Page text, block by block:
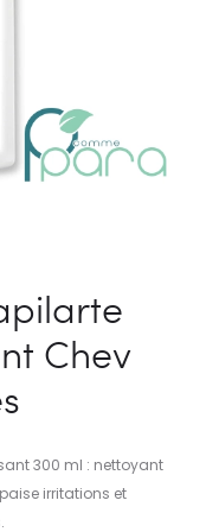
Chev
300 ml : nettoyant
irritations et